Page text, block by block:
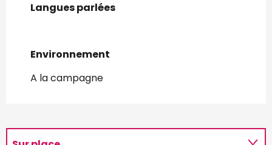
Langues parlées
Langues parlées
Environnement
Environnement
A la campagne